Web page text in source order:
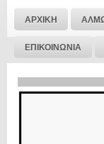
ΑΡΧΙΚΗ
ΕΠΙΚΟΙΝΩΝΙΑ